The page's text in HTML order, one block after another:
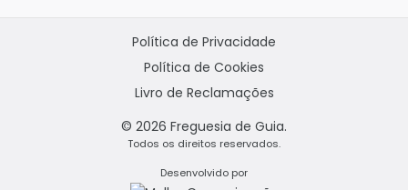
Política de Privacidade
Política de Cookies
Livro de Reclamações
© 2026 Freguesia de Guia.
Todos os direitos reservados.
Desenvolvido por